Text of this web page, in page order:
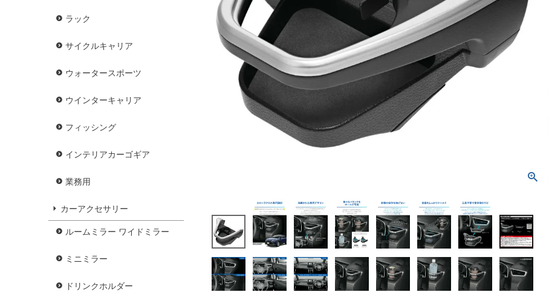
ラック
サイクルキャリア
ウォータースポーツ
ウインターキャリア
フィッシング
インテリアカーゴギア
業務用
カーアクセサリー
ルームミラー ワイドミラー
ミニミラー
ドリンクホルダー